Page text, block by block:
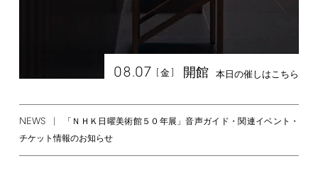
08.07 [金] 開館 本日の催しはこちら
NEWS
「ＮＨＫ日曜美術館５０年展」音声ガイド・関連イベント・
チケット情報のお知らせ